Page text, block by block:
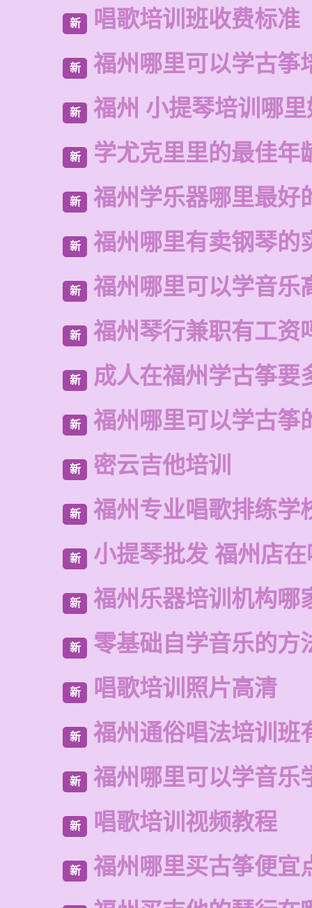
新 唱歌培训班收费标准
新 福州哪里可以学古筝
新 福州 小提琴培训哪里
新 学尤克里里的最佳年
新 福州学乐器哪里最好
新 福州哪里有卖钢琴的
新 福州哪里可以学音乐
新 福州琴行兼职有工资
新 成人在福州学古筝要
新 福州哪里可以学古筝
新 密云吉他培训
新 福州专业唱歌排练学
新 小提琴批发 福州店
新 福州乐器培训机构哪
新 零基础自学音乐的方
新 唱歌培训照片高清
新 福州通俗唱法培训班
新 福州哪里可以学音乐
新 唱歌培训视频教程
新 福州哪里买古筝便宜